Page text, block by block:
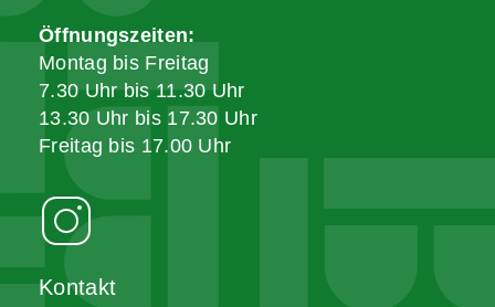
Kontakt
Öffnungszeiten:
Montag bis Freitag
7.30 Uhr bis 11.30 Uhr
13.30 Uhr bis 17.30 Uhr
Freitag bis 17.00 Uhr